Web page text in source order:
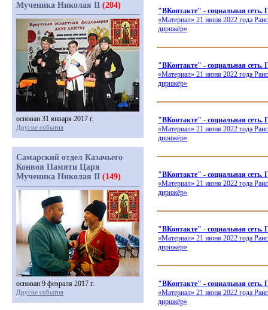
"ВКонтакте" - социальная сеть.
«Материал» 21 июня 2022 года
дирижёр»
"ВКонтакте" - социальная
«Материал» 21 июня 2022 года
дирижёр»
"ВКонтакте" - социальная
«Материал» 21 июня 2022 года
дирижёр»
"ВКонтакте" - социальная
«Материал» 21 июня 2022 года
дирижёр»
"ВКонтакте" - социальная
«Материал» 21 июня 2022 года
дирижёр»
"ВКонтакте" - социальная
«Материал» 21 июня 2022 года
дирижёр»
Мученика Николая II (204)
основан 31 января 2017 г.
Другие события
Самарский отдел Казачьего
Конвоя Памяти Царя
Мученика Николая II (149)
основан 9 февраля 2017 г.
Другие события